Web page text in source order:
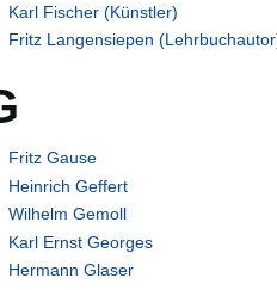
Karl Fischer (Künstler)
Fritz Langensiepen
Fritz Gause
Heinrich Geffert
Wilhelm Gemoll
Karl Ernst Georges
Hermann Glaser